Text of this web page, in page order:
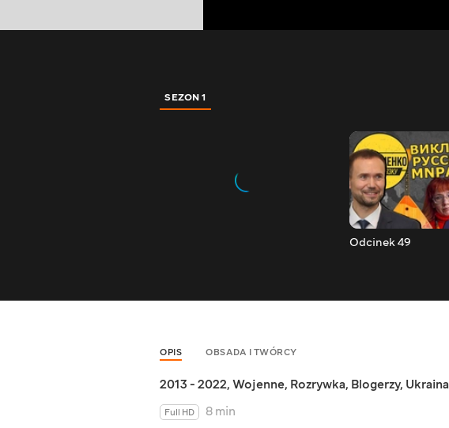
SEZON 1
Odcinek 49
OPIS OBSADA I TWÓRCY
2013 - 2022, Wojenne, Rozrywka, Blogerzy, Ukraina
Full HD
8 min